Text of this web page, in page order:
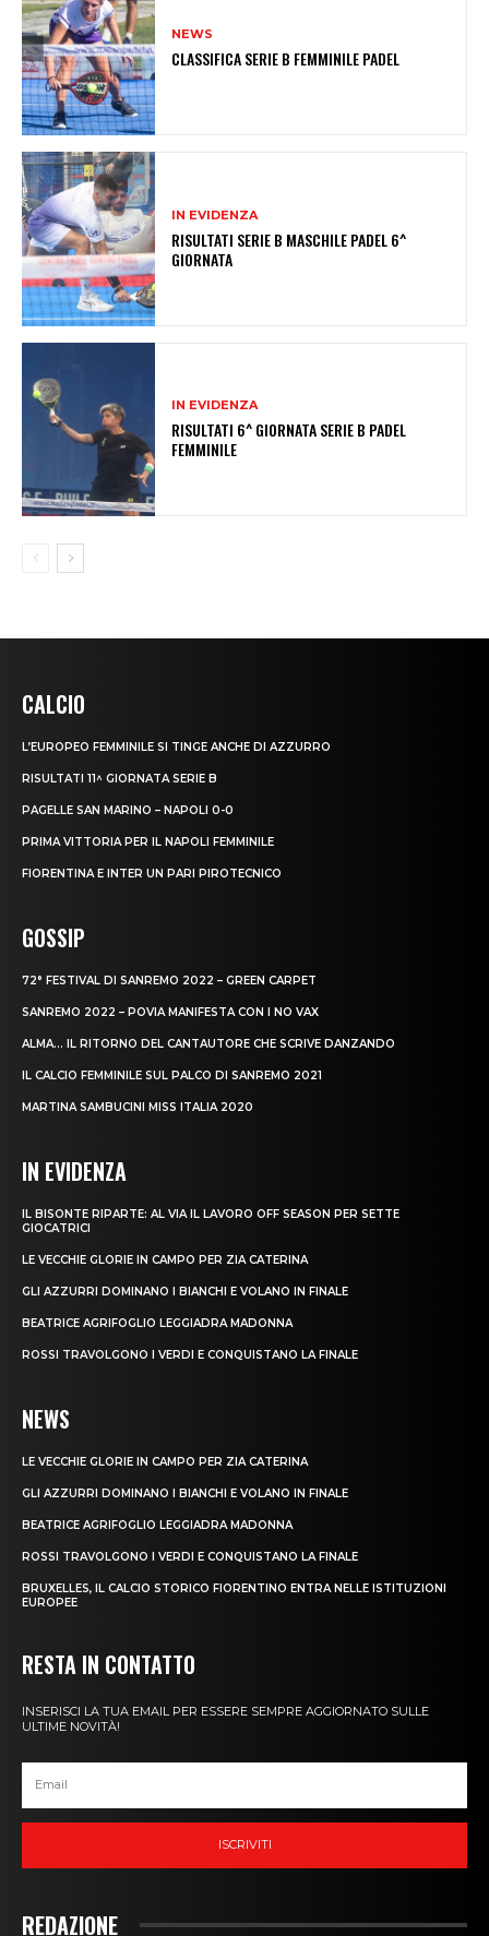
NEWS
CLASSIFICA SERIE B FEMMINILE PADEL
IN EVIDENZA
RISULTATI SERIE B MASCHILE PADEL 6^
GIORNATA
IN EVIDENZA
RISULTATI 6^ GIORNATA SERIE B PADEL
FEMMINILE
CALCIO
L’EUROPEO FEMMINILE SI TINGE ANCHE DI AZZURRO
RISULTATI 11^ GIORNATA SERIE B
PAGELLE SAN MARINO – NAPOLI 0-0
PRIMA VITTORIA PER IL NAPOLI FEMMINILE
FIORENTINA E INTER UN PARI PIROTECNICO
GOSSIP
72° FESTIVAL DI SANREMO 2022 – GREEN CARPET
SANREMO 2022 – POVIA MANIFESTA CON I NO VAX
ALMA… IL RITORNO DEL CANTAUTORE CHE SCRIVE DANZANDO
IL CALCIO FEMMINILE SUL PALCO DI SANREMO 2021
MARTINA SAMBUCINI MISS ITALIA 2020
IN EVIDENZA
IL BISONTE RIPARTE: AL VIA IL LAVORO OFF SEASON PER SETTE
GIOCATRICI
LE VECCHIE GLORIE IN CAMPO PER ZIA CATERINA
GLI AZZURRI DOMINANO I BIANCHI E VOLANO IN FINALE
BEATRICE AGRIFOGLIO LEGGIADRA MADONNA
ROSSI TRAVOLGONO I VERDI E CONQUISTANO LA FINALE
NEWS
LE VECCHIE GLORIE IN CAMPO PER ZIA CATERINA
GLI AZZURRI DOMINANO I BIANCHI E VOLANO IN FINALE
BEATRICE AGRIFOGLIO LEGGIADRA MADONNA
ROSSI TRAVOLGONO I VERDI E CONQUISTANO LA FINALE
BRUXELLES, IL CALCIO STORICO FIORENTINO ENTRA NELLE ISTITUZIONI
EUROPEE
RESTA IN CONTATTO
INSERISCI LA TUA EMAIL PER ESSERE SEMPRE AGGIORNATO SULLE
ULTIME NOVITÀ!
ISCRIVITI
REDAZIONE